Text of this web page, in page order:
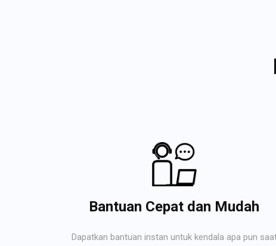
Bantuan Cepat dan Mudah
Dapatkan bantuan instan untuk kendala apa pun